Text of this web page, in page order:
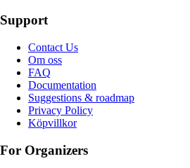
Support
Contact Us
Om oss
FAQ
Documentation
Suggestions & roadmap
Privacy Policy
Köpvillkor
For Organizers